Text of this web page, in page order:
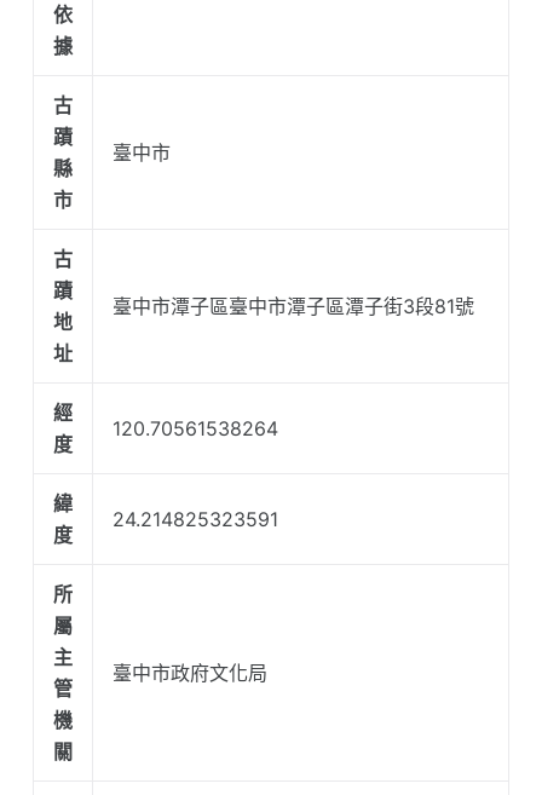
依
據
古
蹟
縣
市
臺中市
古
蹟
地
址
臺中市潭子區臺中市潭子區潭子街3段81號
經
度
120.70561538264
緯
度
24.214825323591
所
屬
主
管
機
關
臺中市政府文化局